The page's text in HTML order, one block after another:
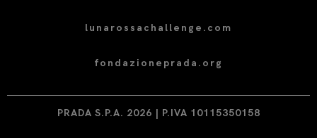
lunarossachallenge.com
fondazioneprada.org
PRADA S.P.A. 2026 | P.IVA 10115350158